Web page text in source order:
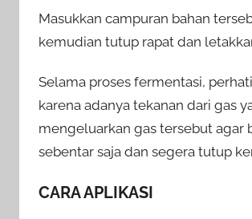
Masukkan campuran bahan
kemudian tutup rapat dan
Selama proses fermentasi,
karena adanya tekanan dari gas
mengeluarkan gas tersebut agar
sebentar saja dan segera tutup
CARA APLIKASI